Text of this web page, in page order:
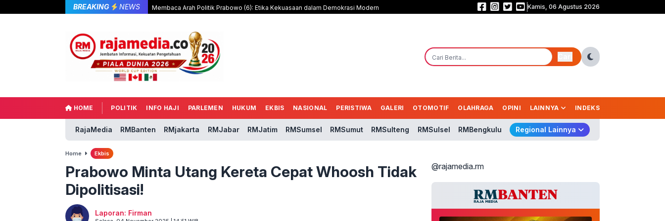
BREAKING NEWS Membaca Arah Politik Prabowo (6): Etika Kekuasaan dalam Demokrasi Modern Komisi I DPR Desak Putus Aliran Dana Judi Online! Nico: Jangan Cuma
Kamis, 06 Agustus 2026
HOME POLITIK INFO HAJI PARLEMEN HUKUM EKBIS NASIONAL PERISTIWA GALERI OTOMOTIF OLAHRAGA OPINI LAINNYA INDEKS
RajaMedia RMBanten RMjakarta RMJabar RMJatim RMSumsel RMSumut RMSulteng RMSulsel RMBengkulu Regional Lainnya
Home Ekbis
Prabowo Minta Utang Kereta Cepat Whoosh Tidak
Dipolitisasi!
Laporan: Firman
@rajamedia.rm